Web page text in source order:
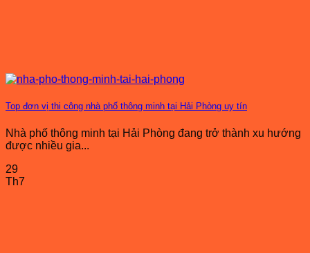
Top đơn vị thi công nhà phố thông minh tại Hải Phòng uy tín
Nhà phố thông minh tại Hải Phòng đang trở thành xu hướng
được nhiều gia...
29
Th7